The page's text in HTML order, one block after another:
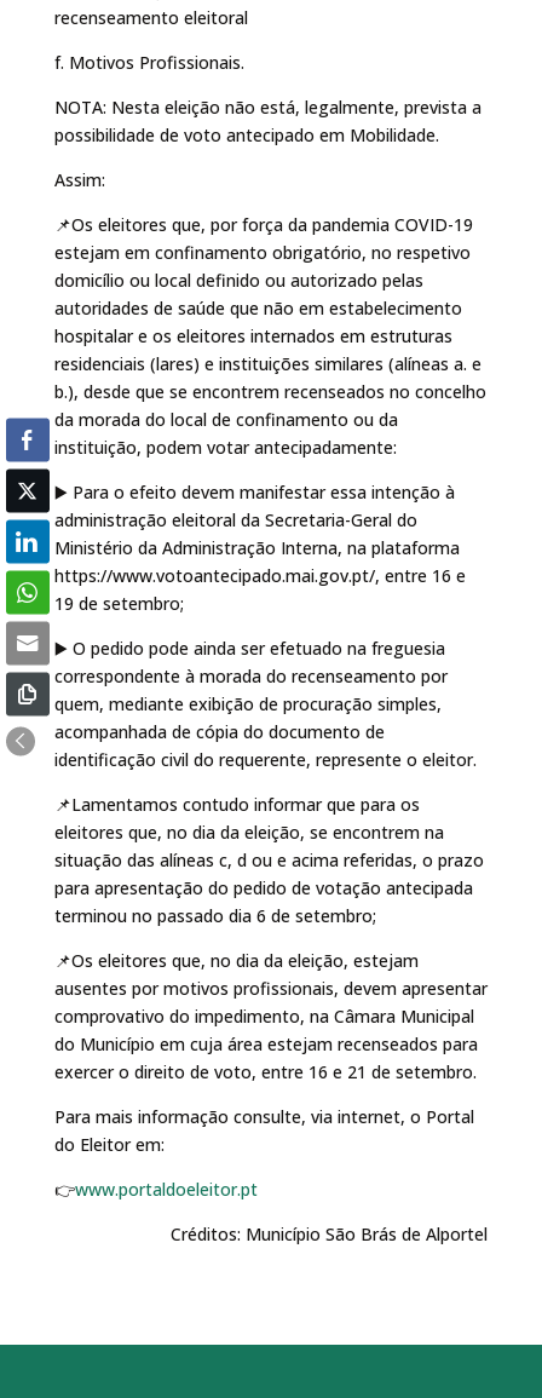
recenseamento eleitoral
f. Motivos Profissionais.
NOTA: Nesta eleição não está, legalmente, prevista a
possibilidade de voto antecipado em Mobilidade.
Assim:
📌Os eleitores que, por força da pandemia COVID-19
estejam em confinamento obrigatório, no respetivo
domicílio ou local definido ou autorizado pelas
autoridades de saúde que não em estabelecimento
hospitalar e os eleitores internados em estruturas
residenciais (lares) e instituições similares (alíneas a. e
b.), desde que se encontrem recenseados no concelho
da morada do local de confinamento ou da
instituição, podem votar antecipadamente:
▶️ Para o efeito devem manifestar essa intenção à
administração eleitoral da Secretaria-Geral do
Ministério da Administração Interna, na plataforma
https://www.votoantecipado.mai.gov.pt/, entre 16 e
19 de setembro;
▶️ O pedido pode ainda ser efetuado na freguesia
correspondente à morada do recenseamento por
quem, mediante exibição de procuração simples,
acompanhada de cópia do documento de
identificação civil do requerente, represente o eleitor.
📌Lamentamos contudo informar que para os
eleitores que, no dia da eleição, se encontrem na
situação das alíneas c, d ou e acima referidas, o prazo
para apresentação do pedido de votação antecipada
terminou no passado dia 6 de setembro;
📌Os eleitores que, no dia da eleição, estejam
ausentes por motivos profissionais, devem apresentar
comprovativo do impedimento, na Câmara Municipal
do Município em cuja área estejam recenseados para
exercer o direito de voto, entre 16 e 21 de setembro.
Para mais informação consulte, via internet, o Portal
do Eleitor em:
👉www.portaldoeleitor.pt
Créditos: Município São Brás de Alportel